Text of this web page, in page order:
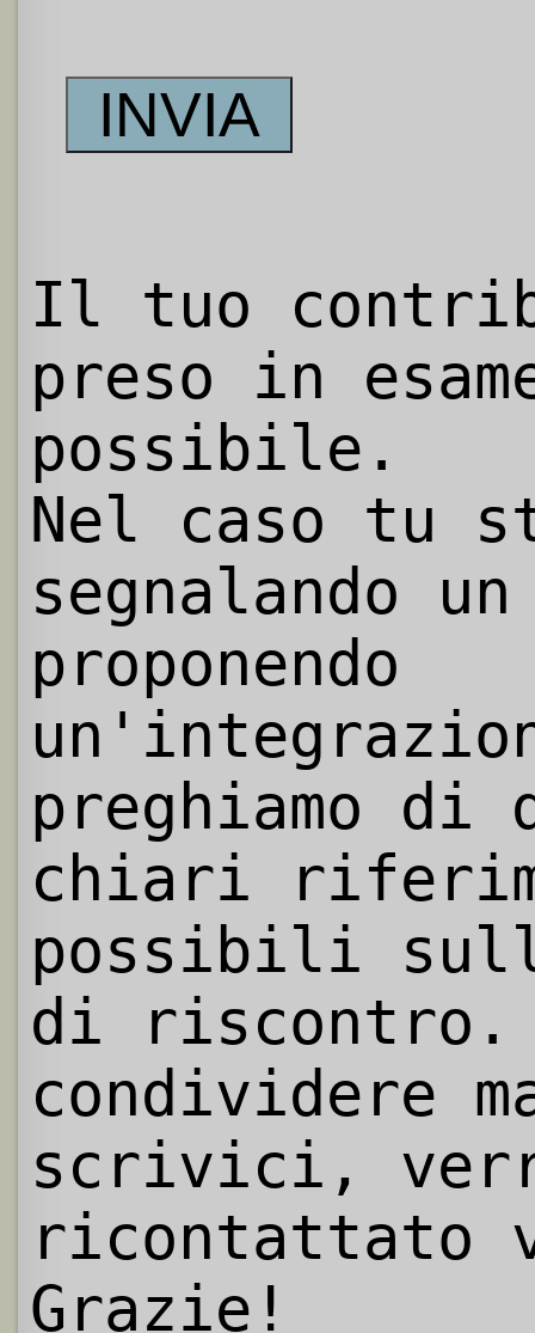
Il tuo
preso in
possibile.
Nel caso tu
segnalando
proponendo
preghiamo
chiari
possibili
di riscontro.
condividere
scrivici,
ricontattato
Grazie!